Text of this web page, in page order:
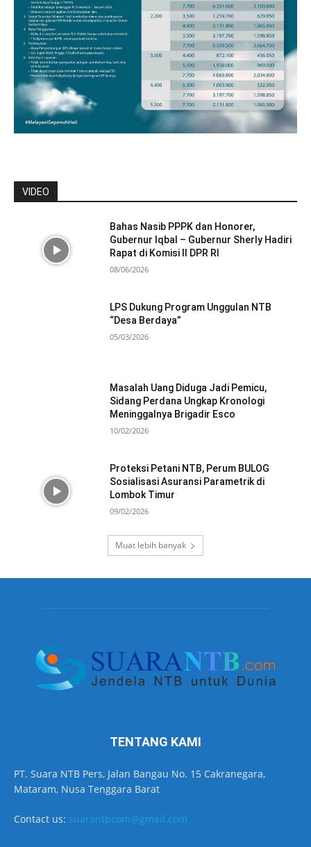
VIDEO
Bahas Nasib PPPK dan Honorer,
Gubernur Iqbal – Gubernur Sherly Hadiri
Rapat di Komisi II DPR RI
08/06/2026
LPS Dukung Program Unggulan NTB
“Desa Berdaya”
05/03/2026
Masalah Uang Diduga Jadi Pemicu,
Sidang Perdana Ungkap Kronologi
Meninggalnya Brigadir Esco
10/02/2026
Proteksi Petani NTB, Perum BULOG
Sosialisasi Asuransi Parametrik di
Lombok Timur
09/02/2026
Muat lebih banyak
TENTANG KAMI
PT. Suara NTB Pers, Jalan Bangau No. 15 Cakranegara,
Mataram, Nusa Tenggara Barat
Contact us: suarantbcom@gmail.com